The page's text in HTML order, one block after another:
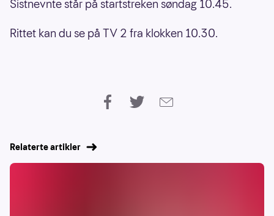
Sistnevnte står på startstreken søndag 10.45.
Rittet kan du se på TV 2 fra klokken 10.30.
Relaterte artikler